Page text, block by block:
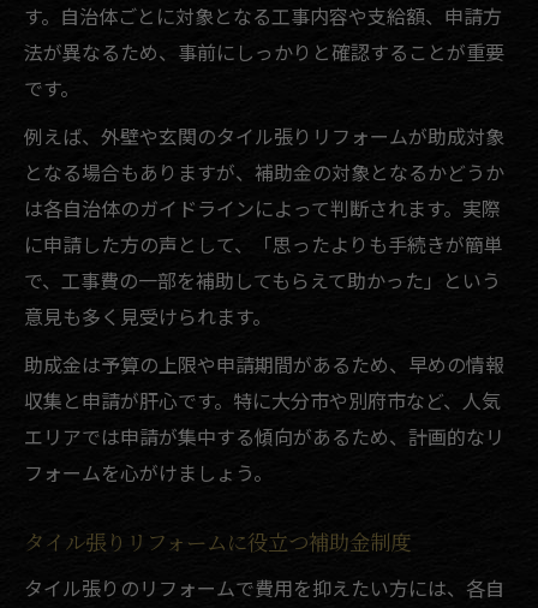
す。自治体ごとに対象となる工事内容や支給額、申請方
法が異なるため、事前にしっかりと確認することが重要
です。
例えば、外壁や玄関のタイル張りリフォームが助成対象
となる場合もありますが、補助金の対象となるかどうか
は各自治体のガイドラインによって判断されます。実際
に申請した方の声として、「思ったよりも手続きが簡単
で、工事費の一部を補助してもらえて助かった」という
意見も多く見受けられます。
助成金は予算の上限や申請期間があるため、早めの情報
収集と申請が肝心です。特に大分市や別府市など、人気
エリアでは申請が集中する傾向があるため、計画的なリ
フォームを心がけましょう。
タイル張りリフォームに役立つ補助金制度
タイル張りのリフォームで費用を抑えたい方には、各自